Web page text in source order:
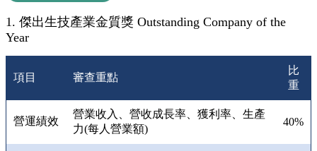
1. 傑出生技產業金質獎 Outstanding Company of the
Year
項目 審查重點
比
重
營運績效
營業收入、營收成長率、獲利率、生產
力(每人營業額)
40%